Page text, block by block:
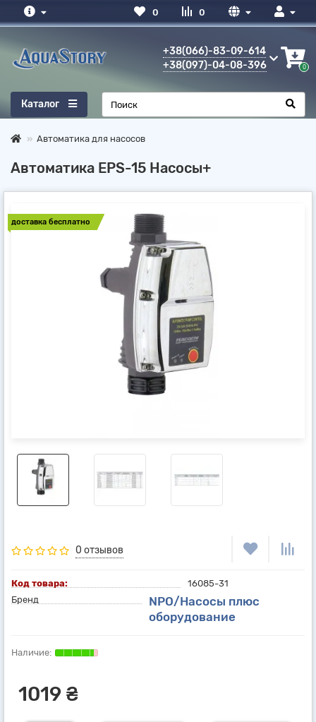
0
0
+38(066)-83-09-614
+38(097)-04-08-396
0
Каталог
Автоматика для насосов
Автоматика EPS-15 Насосы+
доставка бесплатно
0 отзывов
Код товара:
16085-31
Бренд
NPO/Насосы плюс
оборудование
1019 ₴